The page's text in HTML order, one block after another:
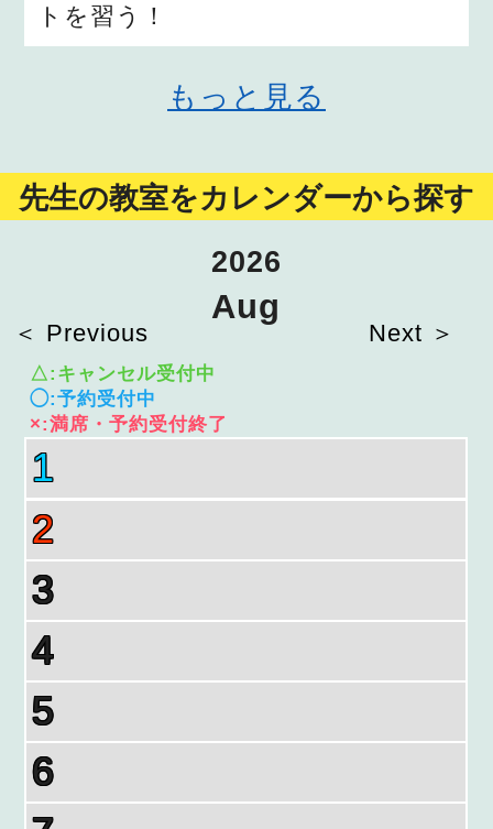
トを習う！
もっと見る
先生の教室をカレンダーから探す
＜ Previous
2026
Aug
Next ＞
△:キャンセル受付中
◯:予約受付中
×:満席・予約受付終了
1
2
3
4
5
6